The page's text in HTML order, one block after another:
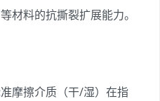
材料的抗撕裂扩展能力。
摩擦介质（干/湿）在指